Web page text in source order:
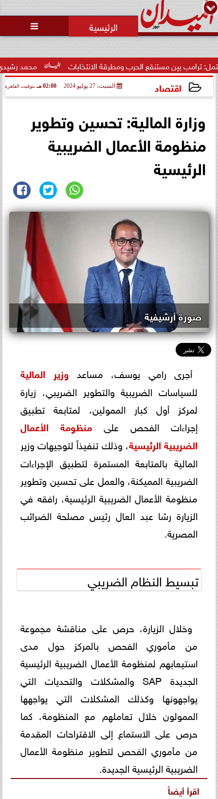

محمد رشيدي: لقاء الرئيس السيسي ومطرقة الانتخابات
اقتصاد السبت، 27 يوليو 2024 02:00 مـ بتوقيت القاهرة
وزارة المالية: تحسين وتطوير
منظومة الأعمال الضريبية
الرئيسية
صورة أرشيفية
أجرى رامي يوسف، مساعد وزير المالية
للسياسات الضريبية والتطوير الضريبي، زيارة
لمركز أول كبار الممولين، لمتابعة تطبيق
إجراءات الفحص على منظومة الأعمال
الضريبية الرئيسية، وذلك تنفيذاً لتوجيهات وزير
المالية بالمتابعة المستمرة لتطبيق الإجراءات
الضريبية المميكنة، والعمل على تحسين وتطوير
منظومة الأعمال الضريبية الرئيسية، رافقه في
الزيارة رشا عبد العال رئيس مصلحة الضرائب
المصرية.
تبسيط النظام الضريبي
وخلال الزيارة، حرص على مناقشة مجموعة
من مأموري الفحص بالمركز حول مدى
استيعابهم لمنظومة الأعمال الضريبية الرئيسية
الجديدة SAP والمشكلات والتحديات التي
يواجهونها وكذلك المشكلات التي يواجهها
الممولون خلال تعاملهم مع المنظومة، كما
حرص على الاستماع إلى الاقتراحات المقدمة
من مأموري الفحص لتطوير منظومة الأعمال
الضريبية الرئيسية الجديدة.
اقرأ أيضاً
تصفية الخصوم.. ثورة غضب داخل
نادي الشيخ زايد بسبب الخصومات